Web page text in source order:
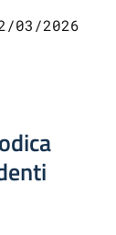
03/2026